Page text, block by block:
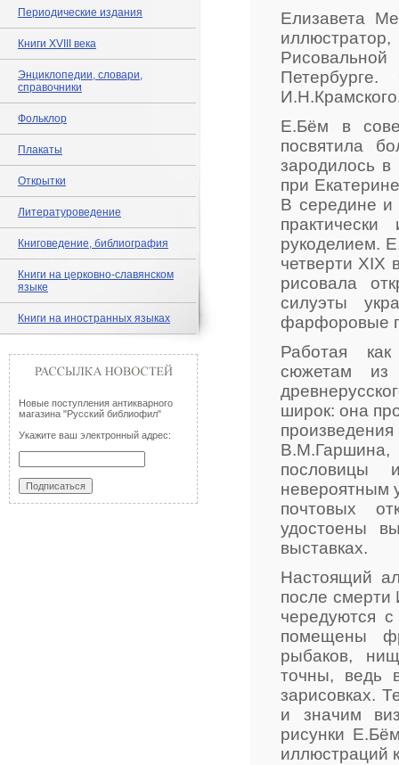
Периодические издания
Книги XVIII века
Энциклопедии, словари,
справочники
Фольклор
Плакаты
Открытки
Литературоведение
Книговедение, библиография
Книги на церковно-славянском
языке
Книги на иностранных языках
Новые поступления антикварного
магазина "Русский библиофил"
Укажите ваш электронный адрес:
Елизавета
Е.Бём в
посвятила
зародилось
при
В середине и
рукоделием.
четверти XIX
рисовала
силуэты
фарфоровые
Работая
сюжетам
широк: она
В.М.Гаршина,
пословицы
невероятным
почтовых
удостоены
выставках.
Настоящий
после смерти
чередуются
помещены
рыбаков,
точны, ведь
зарисовках.
и значим
рисунки
иллюстраций